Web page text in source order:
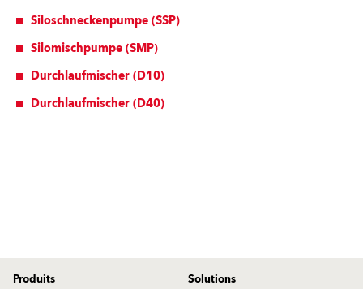
Siloschneckenpumpe (SSP)
Silomischpumpe (SMP)
Durchlaufmischer (D10)
Durchlaufmischer (D40)
Produits
Solutions